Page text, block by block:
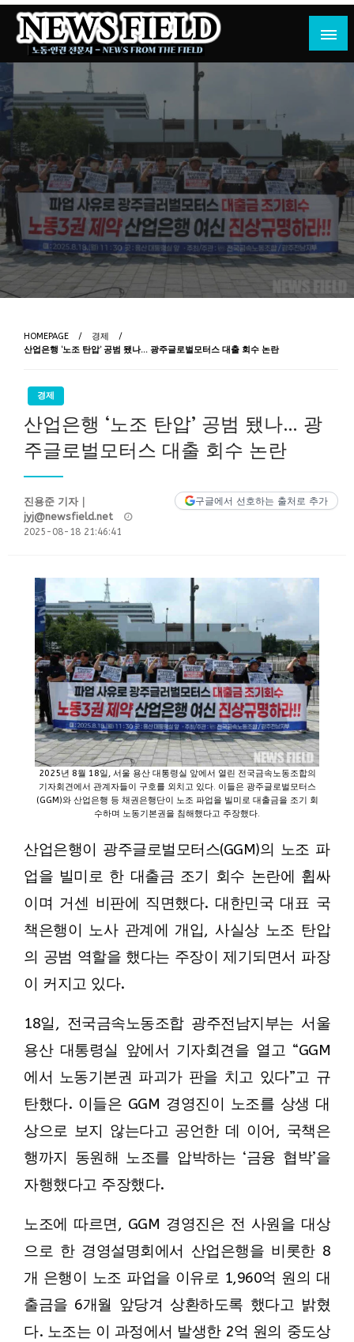
Skip
content
뉴스필드
노동·인권 전문지
HOMEPAGE
경제
산업은행 ‘노조 탄압’ 공범 됐나… 광주글로벌모터스 대출 회수 논란
경제
산업은행 ‘노조 탄압’ 공범 됐나… 광
주글로벌모터스 대출 회수 논란
구글에서 선호하는 출처로 추가
진용준 기자｜
jyj@newsfield.net
2025-08-18 21:46:41
2025년 8월 18일, 서울 용산 대통령실 앞에서 열린 전국금속노동조합의
기자회견에서 관계자들이 구호를 외치고 있다. 이들은 광주글로벌모터스
(GGM)와 산업은행 등 채권은행단이 노조 파업을 빌미로 대출금을 조기 회
수하며 노동기본권을 침해했다고 주장했다.
산업은행이 광주글로벌모터스(GGM)의 노조 파
업을 빌미로 한 대출금 조기 회수 논란에 휩싸
이며 거센 비판에 직면했다. 대한민국 대표 국
책은행이 노사 관계에 개입, 사실상 노조 탄압
의 공범 역할을 했다는 주장이 제기되면서 파장
이 커지고 있다.
18일, 전국금속노동조합 광주전남지부는 서울
용산 대통령실 앞에서 기자회견을 열고 “GGM
에서 노동기본권 파괴가 판을 치고 있다”고 규
탄했다. 이들은 GGM 경영진이 노조를 상생 대
상으로 보지 않는다고 공언한 데 이어, 국책은
행까지 동원해 노조를 압박하는 ‘금융 협박’을
자행했다고 주장했다.
노조에 따르면, GGM 경영진은 전 사원을 대상
으로 한 경영설명회에서 산업은행을 비롯한 8
개 은행이 노조 파업을 이유로 1,960억 원의 대
출금을 6개월 앞당겨 상환하도록 했다고 밝혔
다. 노조는 이 과정에서 발생한 2억 원의 중도상